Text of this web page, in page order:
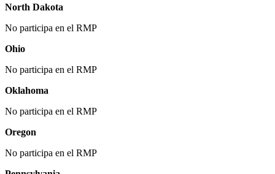
North Dakota
No participa en el RMP
Ohio
No participa en el RMP
Oklahoma
No participa en el RMP
Oregon
No participa en el RMP